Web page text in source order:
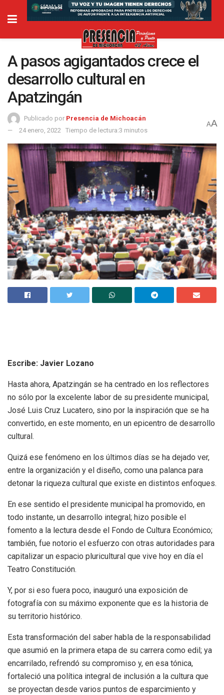
A pasos agigantados crece el
desarrollo cultural en
Apatzingán
Publicado por Presencia de Michoacán
24 enero, 2022
Tiempo de lectura:3 minutos
AA
Escribe: Javier Lozano
Hasta ahora, Apatzingán se ha centrado en los reflectores
no sólo por la excelente labor de su presidente municipal,
José Luis Cruz Lucatero, sino por la inspiración que se ha
convertido, en este momento, en un epicentro de desarrollo
cultural.
Quizá ese fenómeno en los últimos días se ha dejado ver,
entre la organización y el diseño, como una palanca para
detonar la riqueza cultural que existe en distintos enfoques.
En ese sentido el presidente municipal ha promovido, en
todo instante, un desarrollo integral; hizo posible el
fomento a la lectura desde el Fondo de Cultura Económico;
también, fue notorio el esfuerzo con otras autoridades para
capitalizar un espacio pluricultural que vive hoy en día el
Teatro Constitución.
Y, por si eso fuera poco, inauguró una exposición de
fotografía con su máximo exponente que es la historia de
su territorio histórico.
Esta transformación del saber habla de la responsabilidad
que asumió en la primera etapa de su carrera como edil; ya
encarrilado, refrendó su compromiso y, en esa tónica,
fortaleció una política integral de inclusión a la cultura que
se proyectan desde varios puntos de esparcimiento y